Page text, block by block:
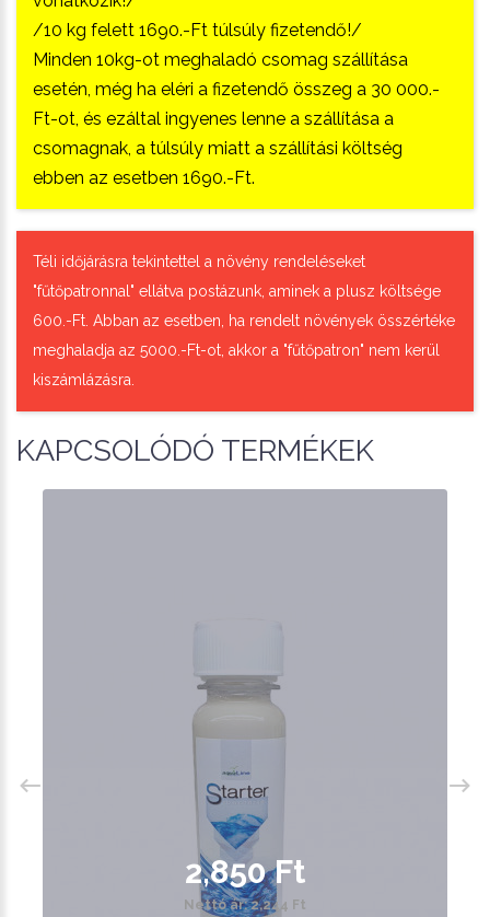
/10 kg felett 1690.-Ft túlsúly fizetendő!/
Minden 10kg-ot meghaladó csomag szállítása
esetén, még ha eléri a fizetendő összeg a 30 000.-
Ft-ot, és ezáltal ingyenes lenne a szállítása a
csomagnak, a túlsúly miatt a szállítási költség
ebben az esetben 1690.-Ft.
Téli időjárásra tekintettel a növény rendeléseket
"fűtőpatronnal" ellátva postázunk, aminek a plusz költsége
600.-Ft. Abban az esetben, ha rendelt növények összértéke
meghaladja az 5000.-Ft-ot, akkor a "fűtőpatron" nem kerül
kiszámlázásra.
KAPCSOLÓDÓ TERMÉKEK
2,850 Ft
Nettó ár: 2,244 Ft